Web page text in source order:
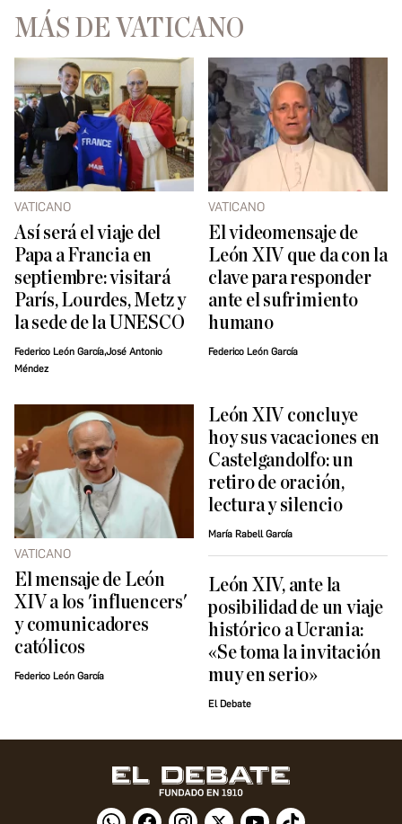
MÁS DE VATICANO
VATICANO
Así será el viaje del
Papa a Francia en
septiembre: visitará
París, Lourdes, Metz y
la sede de la UNESCO
Federico León García,José Antonio
Méndez
VATICANO
El videomensaje de
León XIV que da con la
clave para responder
ante el sufrimiento
humano
Federico León García
VATICANO
El mensaje de León
XIV a los 'influencers'
y comunicadores
católicos
Federico León García
León XIV concluye
hoy sus vacaciones en
Castelgandolfo: un
retiro de oración,
lectura y silencio
María Rabell García
León XIV, ante la
posibilidad de un viaje
histórico a Ucrania:
«Se toma la invitación
muy en serio»
El Debate